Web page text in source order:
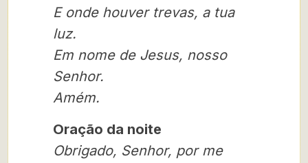
E onde houver trevas, a tua
luz.
Em nome de Jesus, nosso
Senhor.
Amém.
Oração da noite
Obrigado, Senhor, por me